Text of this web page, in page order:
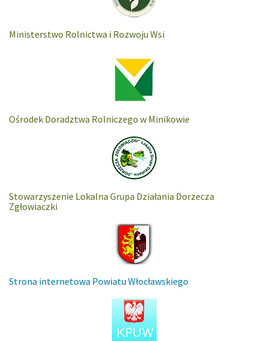
Ministerstwo Rolnictwa i Rozwoju Wsi
Ośrodek Doradztwa Rolniczego w Minikowie
Stowarzyszenie Lokalna Grupa Działania Dorzecza
Zgłowiaczki
Strona internetowa Powiatu Włocławskiego